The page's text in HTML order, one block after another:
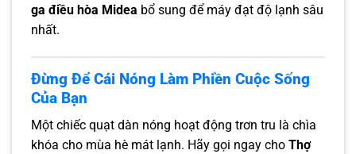
ga điều hòa Midea bổ sung để máy đạt độ lạnh sâu
nhất.
Đừng Để Cái Nóng Làm Phiền Cuộc Sống
Của Bạn
Một chiếc quạt dàn nóng hoạt động trơn tru là chìa
khóa cho mùa hè mát lạnh. Hãy gọi ngay cho Thợ